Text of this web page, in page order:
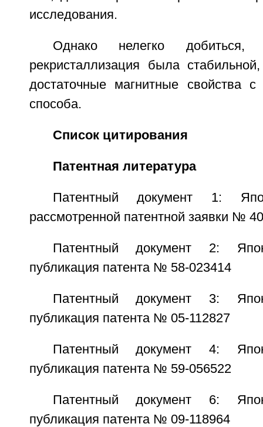
исследования.
Однако нелегко добиться,
рекристаллизация была
достаточные магнитные свойства
способа.
Список цитирования
Патентная литература
Патентный документ 1:
рассмотренной патентной заявки №
Патентный документ 2:
публикация патента № 58-023414
Патентный документ 3:
публикация патента № 05-112827
Патентный документ 4:
публикация патента № 59-056522
Патентный документ 6:
публикация патента № 09-118964